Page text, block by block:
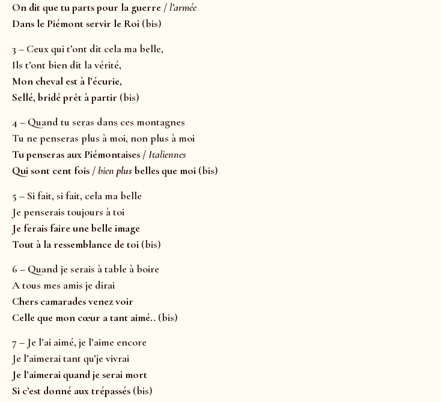
On dit que tu parts pour la guerre / l’armée
Dans le Piémont servir le Roi (bis)
3 – Ceux qui t’ont dit cela ma belle,
Ils t’ont bien dit la vérité,
Mon cheval est à l’écurie,
Sellé, bridé prêt à partir (bis)
4 – Quand tu seras dans ces montagnes
Tu ne penseras plus à moi, non plus à moi
Tu penseras aux Piémontaises /Italiennes
Qui sont cent fois /bien plusbelles que moi (bis)
5 – Si fait, si fait, cela ma belle
Je penserais toujours à toi
Je ferais faire une belle image
Tout à la ressemblance de toi (bis)
6 – Quand je serais à table à boire
A tous mes amis je dirai
Chers camarades venez voir
Celle que mon cœur a tant aimé.. (bis)
7 – Je l’ai aimé, je l’aime encore
Je l’aimerai tant qu’je vivrai
Je l’aimerai quand je serai mort
Si c’est donné aux trépassés (bis)